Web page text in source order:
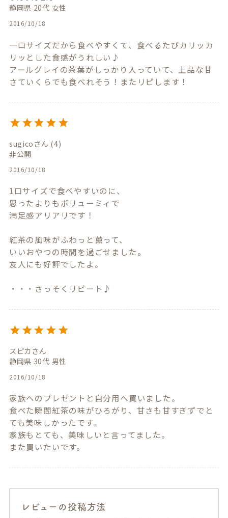
静岡県 20代 女性
2016/10/18
一口サイズだから食べやすくて、食べるたびカリッカ
リッとした食感がうれしい♪
アールグレイの茶葉がしっかり入っていて、上品な甘
さていくらでも食べれそう！またリピします！
sugico 4
非公開
2016/10/18
1口サイズで食べやすいのに、
思ったよりもボリューミィで
満足感アリアリです！
紅茶の風味がふわっと薫って、
いいおやつの時間を過ごせました。
友人にも好評でしたよ。
・・・さっそくリピート♪
スピカ
静岡県 30代 男性
2016/10/18
家族へのプレゼントと自分用へ買いました。
食べた瞬間紅茶の味がひろがり、甘さも甘すぎずでと
ても美味しかったです。
家族もとても、美味しいと言ってました。
また買いたいです。
レビューの投稿方法